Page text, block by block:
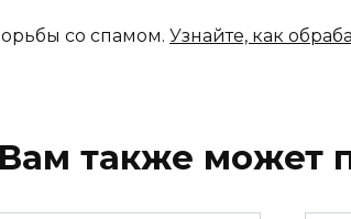
со спамом. Узнайте, как
Вам также может